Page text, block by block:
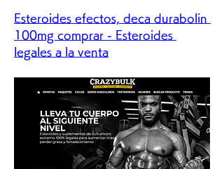
Esteroides efectos, deca durabolin
100mg comprar - Esteroides
legales a la venta